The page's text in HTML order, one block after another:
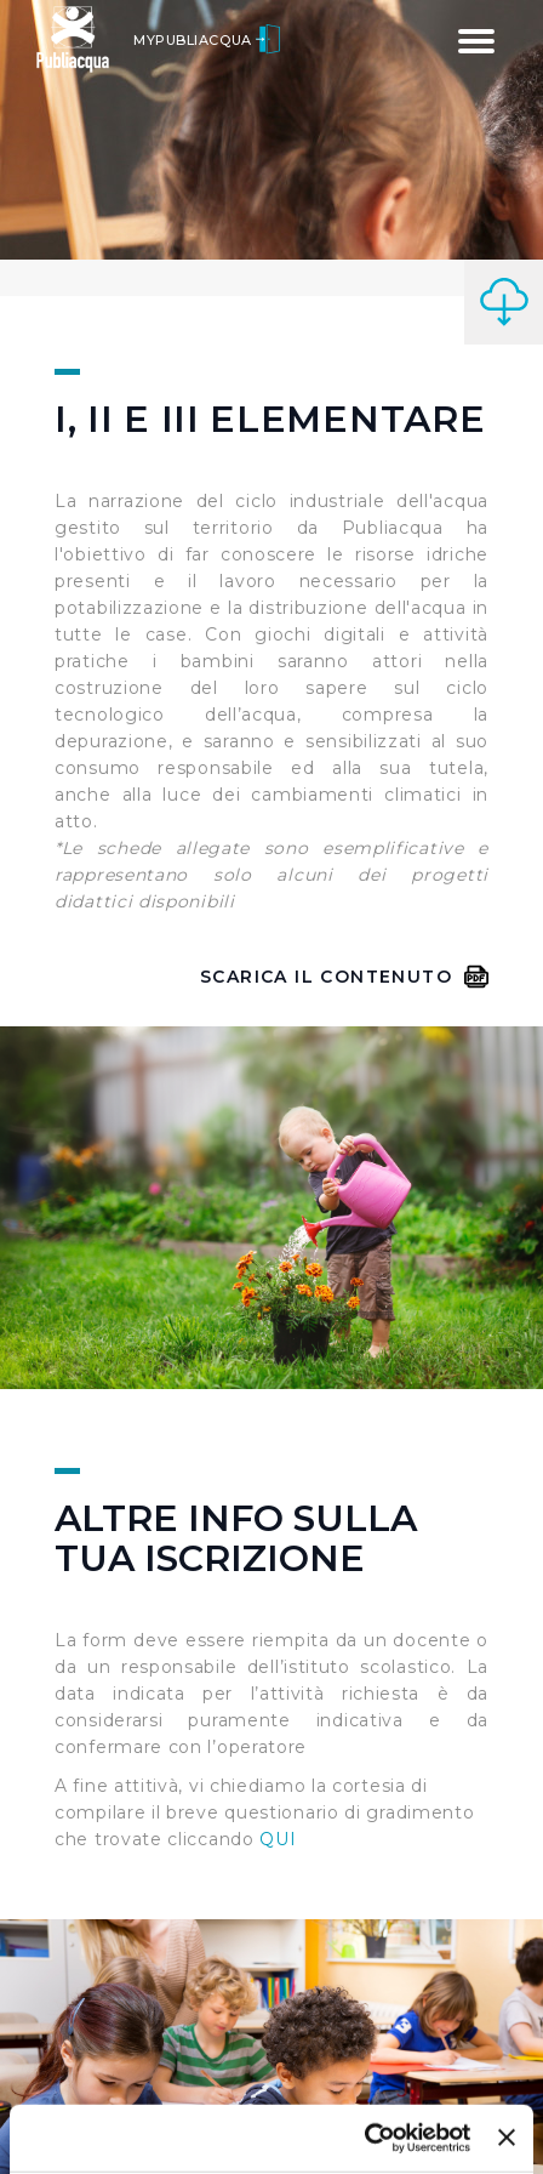
Toggle
MYPUBLIACQUA
I, II E III ELEMENTARE
La narrazione del ciclo industriale dell'acqua
gestito sul territorio da Publiacqua ha
l'obiettivo di far conoscere le risorse idriche
presenti e il lavoro necessario per la
potabilizzazione e la distribuzione dell'acqua in
tutte le case. Con giochi digitali e attività
pratiche i bambini saranno attori nella
costruzione del loro sapere sul ciclo
tecnologico dell’acqua, compresa la
depurazione, e saranno e sensibilizzati al suo
consumo responsabile ed alla sua tutela,
anche alla luce dei cambiamenti climatici in
atto.
*Le schede allegate sono esemplificative e
rappresentano solo alcuni dei progetti
didattici disponibili
SCARICA IL CONTENUTO
ALTRE INFO SULLA
TUA ISCRIZIONE
La form deve essere riempita da un docente o
da un responsabile dell’istituto scolastico. La
data indicata per l’attività richiesta è da
considerarsi puramente indicativa e da
confermare con l’operatore
A fine attitivà, vi chiediamo la cortesia di
compilare il breve questionario di gradimento
che trovate cliccando QUI